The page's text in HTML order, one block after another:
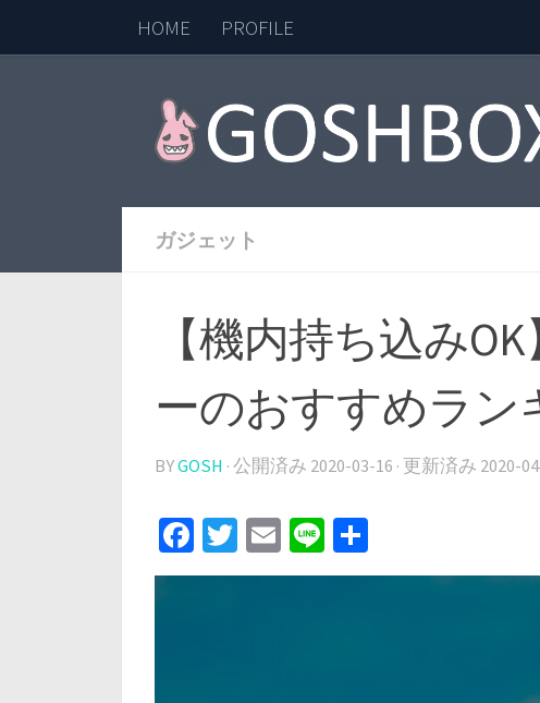
コンテンツへスキップ
HOME PROFILE
ガジェット
【機内持ち込み
ーのおすすめラン
BYGOSH · 公開済み 2020-03-16 · 更新済み 2020-
Facebook
Twitter
Email
Line
有